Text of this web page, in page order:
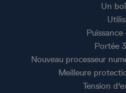
Un
Portée
Nouveau processeur
Meilleure
Tension